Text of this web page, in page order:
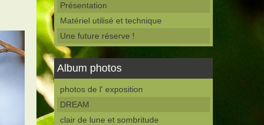
Présentation
Matériel utilisé et technique
Une future réserve !
Album photos
photos de l' exposition
DREAM
clair de lune et sombritude